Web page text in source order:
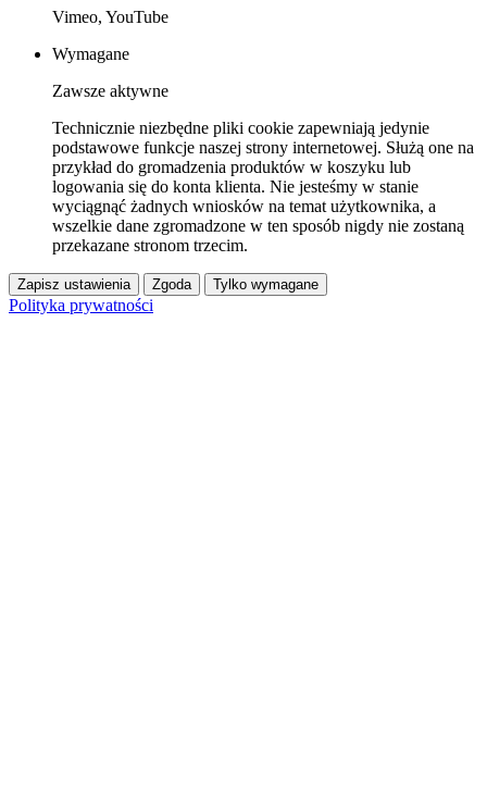
Vimeo, YouTube
Wymagane
Zawsze aktywne
Technicznie niezbędne pliki cookie zapewniają jedynie
podstawowe funkcje naszej strony internetowej. Służą one na
przykład do gromadzenia produktów w koszyku lub
logowania się do konta klienta. Nie jesteśmy w stanie
wyciągnąć żadnych wniosków na temat użytkownika, a
wszelkie dane zgromadzone w ten sposób nigdy nie zostaną
przekazane stronom trzecim.
Zapisz ustawienia Zgoda Tylko wymagane
Polityka prywatności